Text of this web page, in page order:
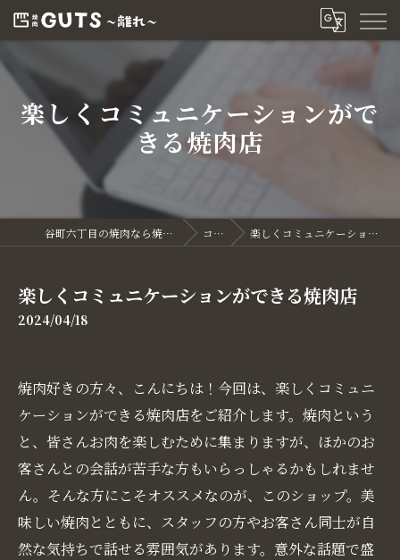
楽しくコミュニケーションがで
きる焼肉店
谷町六丁目の焼肉なら焼肉GUTS～離れ～ コラム 楽しくコミュニケーションができる焼肉店
楽しくコミュニケーションができる焼肉店
2024/04/18
焼肉好きの方々、こんにちは！今回は、楽しくコミュニ
ケーションができる焼肉店をご紹介します。焼肉という
と、皆さんお肉を楽しむために集まりますが、ほかのお
客さんとの会話が苦手な方もいらっしゃるかもしれませ
ん。そんな方にこそオススメなのが、このショップ。美
味しい焼肉とともに、スタッフの方やお客さん同士が自
然な気持ちで話せる雰囲気があります。意外な話題で盛